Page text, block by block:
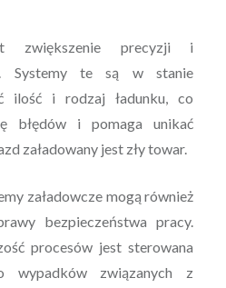
zwiększenie precyzji i
Systemy te są w stanie
ilość i rodzaj ładunku, co
błędów i pomaga unikać
załadowany jest zły towar.
załadowcze mogą również
bezpieczeństwa pracy.
procesów jest sterowana
wypadków związanych z